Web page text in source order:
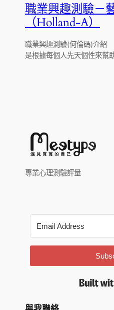
職業興趣測驗－
（Holland-A）
職業興趣測驗(何倫碼)介紹
是根據每個人先天個性來幫
專業心理測驗評量